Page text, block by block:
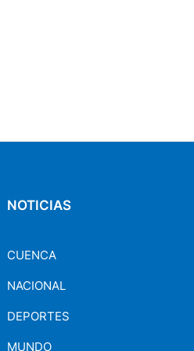
NOTICIAS
CUENCA
NACIONAL
DEPORTES
MUNDO